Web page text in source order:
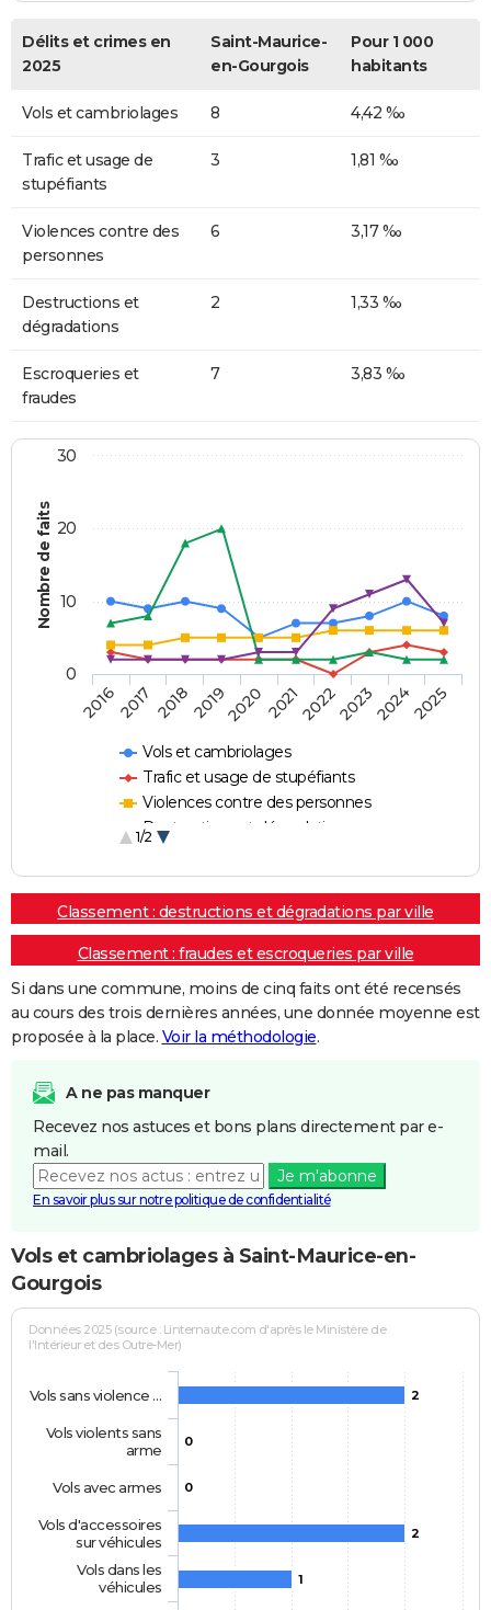
Délits et crimes en
2025
Saint-Maurice-
en-Gourgois
Pour 1 000
habitants
Vols et cambriolages 8 4,42 ‰
Trafic et usage de
stupéfiants
3 1,81 ‰
Violences contre des
personnes
6 3,17 ‰
Destructions et
dégradations
2 1,33 ‰
Escroqueries et
fraudes
7 3,83 ‰
Nombre de faits
Vols et cambriolages
Trafic et usage de stupéfiants
Violences contre des personnes
Destructions et dégradations
1/2
20162017 20182019202020212022202320242025
0
10
20
30
Classement : destructions et dégradations par ville
Classement : fraudes et escroqueries par ville
Si dans une commune, moins de cinq faits ont été recensés
au cours des trois dernières années, une donnée moyenne est
proposée à la place. Voir la méthodologie.
A ne pas manquer
Recevez nos astuces et bons plans directement par e-
mail.
Je m'abonne
En savoir plus sur notre politique de confidentialité
Vols et cambriolages à Saint-Maurice-en-
Gourgois
Données 2025 (source : Linternaute.com d'après le Ministère de
l'Intérieur et des Outre-Mer)
2
0
0
2
1
Vols sans violence …
Vols violents sans
arme
Vols avec armes
Vols d'accessoires
sur véhicules
Vols dans les
véhicules